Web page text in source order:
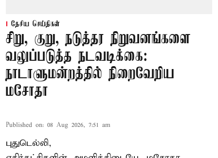
தேசிய செய்திகள்
சிறு, குறு, நடுத்தர நிறுவனங்களை
வலுப்படுத்த நடவடிக்கை:
நாடாளுமன்றத்தில் நிறைவேறிய
மசோதா
Published on: 08 Aug 2026, 7:51 am
புதுடெல்லி,